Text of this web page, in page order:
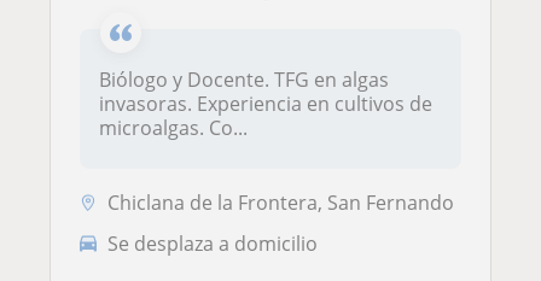
Biólogo y Docente. TFG en algas
invasoras. Experiencia en cultivos de
microalgas. Co...
Chiclana de la Frontera, San Fernando
Se desplaza a domicilio